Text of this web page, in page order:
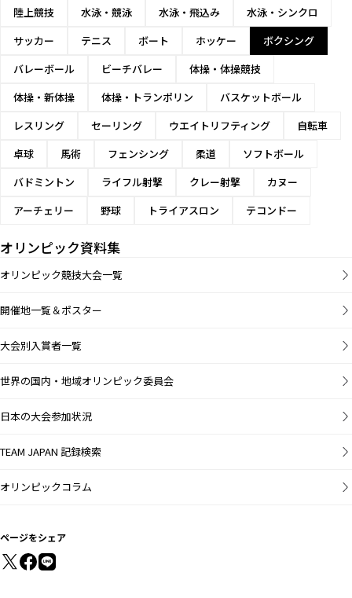
陸上競技 水泳・競泳 水泳・飛込み
水泳・シンクロ
サッカー
テニス ボート ホッケー
ボクシング
バレーボール
ビーチバレー
体操・体操競技
体操・新体操
体操・トランポリン
バスケットボール
レスリング
セーリング ウエイトリフティング
自転車
卓球
馬術 フェンシング 柔道
ソフトボール
バドミントン
ライフル射撃 クレー射撃
カヌー
アーチェリー
野球 トライアスロン テコンドー
オリンピック資料集
オリンピック競技大会一覧
開催地一覧＆ポスター
大会別入賞者一覧
世界の国内・地域オリンピック委員会
日本の大会参加状況
TEAM JAPAN 記録検索
オリンピックコラム
ページをシェア